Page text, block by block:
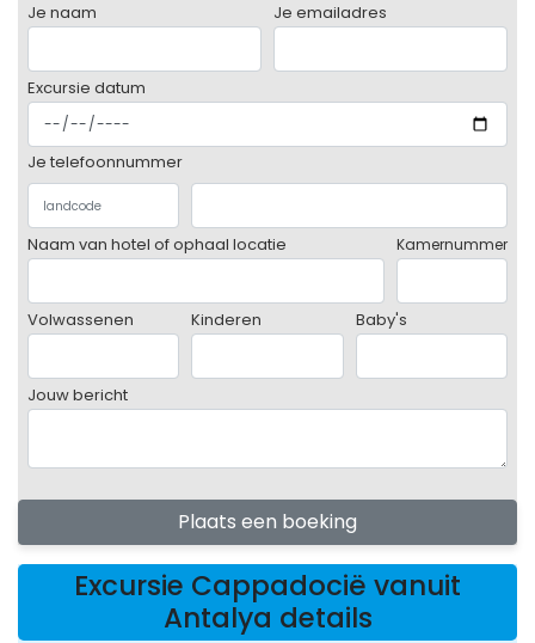
Je naam Je emailadres
Excursie datum
Je telefoonnummer
Naam van hotel of ophaal locatie Kamernummer
Volwassenen Kinderen Baby's
Jouw bericht
Plaats een boeking
Excursie Cappadocië vanuit
Antalya details